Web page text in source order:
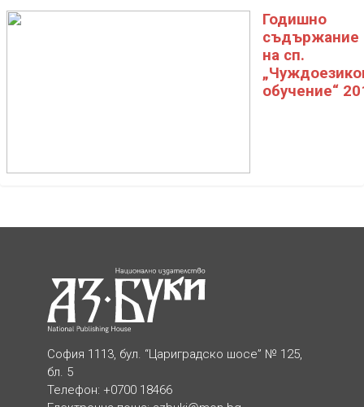
Годишно
съдържание
на сп.
обучение“
София 1113, бул. “Цариградско шосе” № 125,
бл. 5
Телефон: +0700 18466